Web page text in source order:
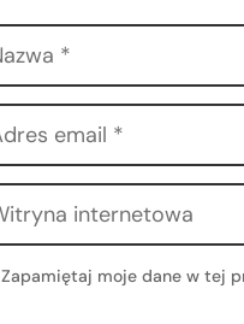
Zapamiętaj moje dane w tej